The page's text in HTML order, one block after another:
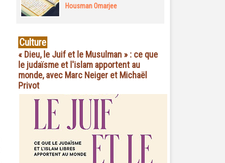
Housman Omarjee
Culture
« Dieu, le Juif et le Musulman » : ce que
le judaïsme et l'islam apportent au
monde, avec Marc Neiger et Michaël
Privot